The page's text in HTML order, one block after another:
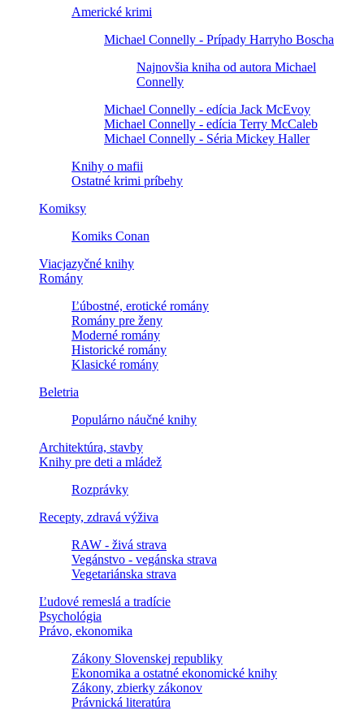
Americké krimi
Michael Connelly - Prípady Harryho Boscha
Najnovšia kniha od autora Michael
Connelly
Michael Connelly - edícia Jack McEvoy
Michael Connelly - edícia Terry McCaleb
Michael Connelly - Séria Mickey Haller
Knihy o mafii
Ostatné krimi príbehy
Komiksy
Komiks Conan
Viacjazyčné knihy
Romány
Ľúbostné, erotické romány
Romány pre ženy
Moderné romány
Historické romány
Klasické romány
Beletria
Populárno náučné knihy
Architektúra, stavby
Knihy pre deti a mládež
Rozprávky
Recepty, zdravá výživa
RAW - živá strava
Vegánstvo - vegánska strava
Vegetariánska strava
Ľudové remeslá a tradície
Psychológia
Právo, ekonomika
Zákony Slovenskej republiky
Ekonomika a ostatné ekonomické knihy
Zákony, zbierky zákonov
Právnická literatúra